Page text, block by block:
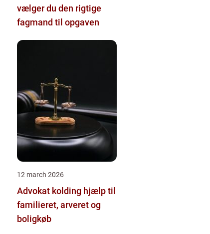
vælger du den rigtige
fagmand til opgaven
12 march 2026
Advokat kolding hjælp til
familieret, arveret og
boligkøb